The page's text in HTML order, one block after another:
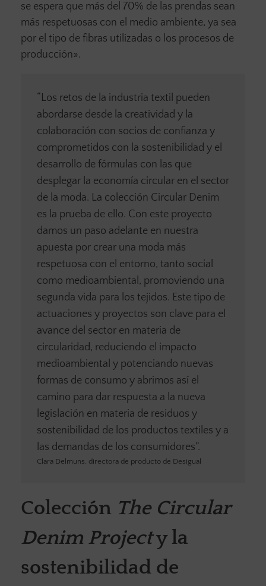
se espera que más del 70% de las prendas sean
más respetuosas con el medio ambiente, ya sea
por el tipo de fibras utilizadas o los procesos de
producción».
“Los retos de la industria textil pueden
abordarse desde la creatividad y la
colaboración con socios de confianza y
comprometidos con la sostenibilidad y el
desarrollo de fórmulas con las que
desplegar la economía circular en el sector
de la moda. La colección Circular Denim
es la prueba de ello. Con este proyecto
damos un paso adelante en nuestra
apuesta por crear una moda más
respetuosa con el entorno, tanto social
como medioambiental, promoviendo una
segunda vida para los tejidos. Este tipo de
actuaciones y proyectos son clave para el
avance del sector en materia de
circularidad, reduciendo el impacto
medioambiental y potenciando nuevas
formas de consumo y abrimos así el
camino para dar respuesta a la nueva
legislación en materia de residuos y
sostenibilidad de los productos textiles y a
las demandas de los consumidores”.
Clara Delmuns, directora de producto de Desigual
Colección The Circular
Denim Projecty la
sostenibilidad de